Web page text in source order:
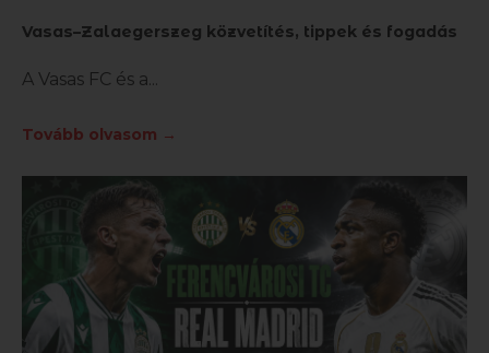
Vasas–Zalaegerszeg közvetítés, tippek és fogadás
A Vasas FC és a
Tovább olvasom →